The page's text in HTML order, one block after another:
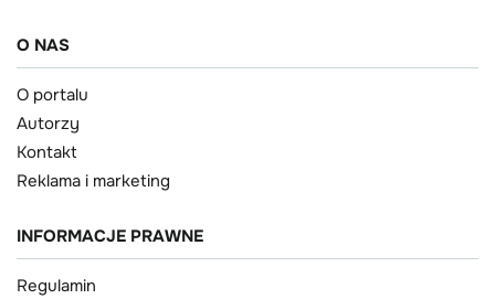
O NAS
O portalu
Autorzy
Kontakt
Reklama i marketing
INFORMACJE PRAWNE
Regulamin